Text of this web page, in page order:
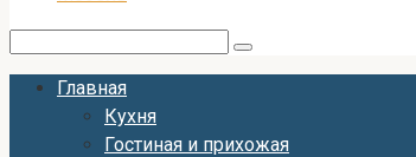
Главная
Кухня
Гостиная и прихожая